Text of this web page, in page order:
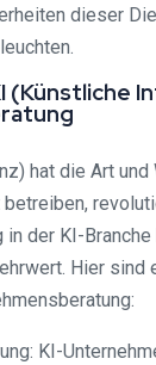
dieser
(Künstliche
hat die Art und
in der KI-
Hier sind
KI-